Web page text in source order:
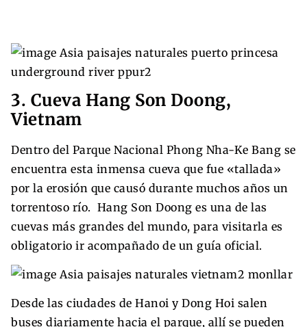
3. Cueva Hang Son Doong,
Vietnam
Dentro del Parque Nacional Phong Nha-Ke Bang se
encuentra esta inmensa cueva que fue «tallada»
por la erosión que causó durante muchos años un
torrentoso río. Hang Son Doong es una de las
cuevas más grandes del mundo, para visitarla es
obligatorio ir acompañado de un guía oficial.
Desde las ciudades de Hanoi y Dong Hoi salen
buses diariamente hacia el parque, allí se pueden